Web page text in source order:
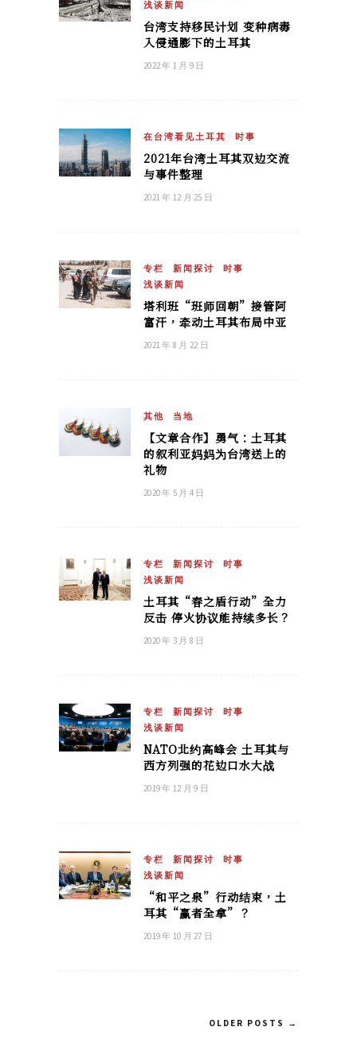
浅谈新闻
台湾支持移民计划 变种病毒
入侵通膨下的土耳其
2022 年 1 月 9 日
在台湾看见土耳其 时事
2021年台湾土耳其双边交流
与事件整理
2021 年 12 月 25 日
专栏 新闻探讨
时事
浅谈新闻
塔利班“班师回朝”接管阿
富汗，牵动土耳其布局中亚
2021 年 8 月 22 日
其他 当地
【文章合作】勇气：土耳其
的叙利亚妈妈为台湾送上的
礼物
2020 年 5 月 4 日
专栏 新闻探讨
时事
浅谈新闻
土耳其“春之盾行动”全力
反击 停火协议能持续多长？
2020 年 3 月 8 日
专栏 新闻探讨
时事
浅谈新闻
NATO北约高峰会 土耳其与
西方列强的花边口水大战
2019 年 12 月 9 日
专栏 新闻探讨
时事
浅谈新闻
“和平之泉”行动结束，土
耳其“赢者全拿”？
2019 年 10 月 27 日
OLDER POSTS →